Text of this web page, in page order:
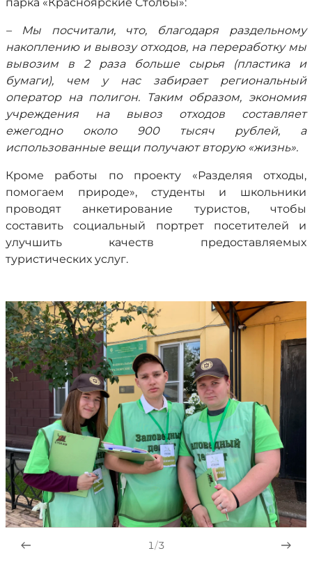
– Мы посчитали, что, благодаря раздельному
накоплению и вывозу отходов, на переработку мы
вывозим в 2 раза больше сырья (пластика и
бумаги), чем у нас забирает региональный
оператор на полигон. Таким образом, экономия
учреждения на вывоз отходов составляет
ежегодно около 900 тысяч рублей, а
использованные вещи получают вторую «жизнь».
Кроме работы по проекту «Разделяя отходы,
помогаем природе», студенты и школьники
проводят анкетирование туристов, чтобы
составить социальный портрет посетителей и
улучшить качеств предоставляемых
туристических услуг.
1/3